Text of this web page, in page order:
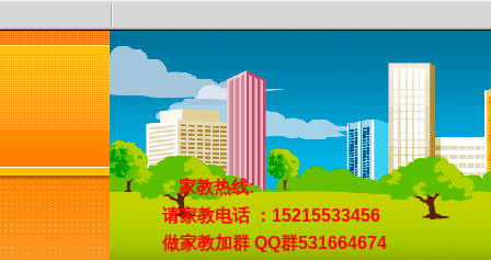
家教热线:
请家教电话 ：15215533456
做家教加群 QQ群531664674